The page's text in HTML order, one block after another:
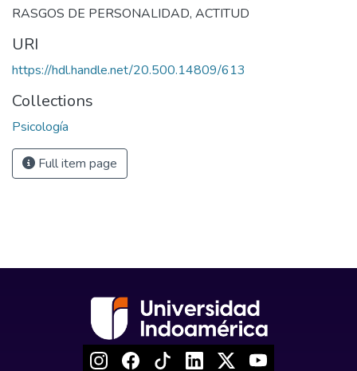
RASGOS DE PERSONALIDAD, ACTITUD
URI
https://hdl.handle.net/20.500.14809/613
Collections
Psicología
Full item page